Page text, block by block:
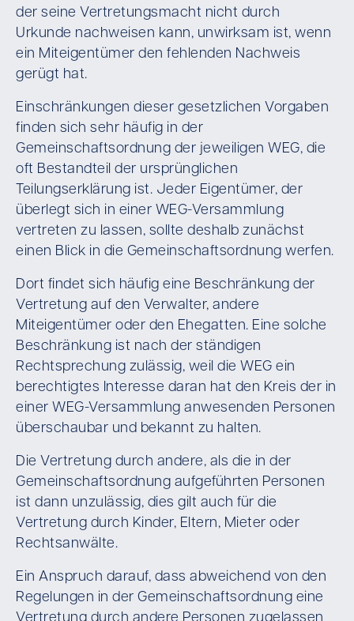
der seine Vertretungsmacht nicht durch
Urkunde nachweisen kann, unwirksam ist, wenn
ein Miteigentümer den fehlenden Nachweis
gerügt hat.
Einschränkungen dieser gesetzlichen Vorgaben
finden sich sehr häufig in der
Gemeinschaftsordnung der jeweiligen WEG, die
oft Bestandteil der ursprünglichen
Teilungserklärung ist. Jeder Eigentümer, der
überlegt sich in einer WEG-Versammlung
vertreten zu lassen, sollte deshalb zunächst
einen Blick in die Gemeinschaftsordnung werfen.
Dort findet sich häufig eine Beschränkung der
Vertretung auf den Verwalter, andere
Miteigentümer oder den Ehegatten. Eine solche
Beschränkung ist nach der ständigen
Rechtsprechung zulässig, weil die WEG ein
berechtigtes Interesse daran hat den Kreis der in
einer WEG-Versammlung anwesenden Personen
überschaubar und bekannt zu halten.
Die Vertretung durch andere, als die in der
Gemeinschaftsordnung aufgeführten Personen
ist dann unzulässig, dies gilt auch für die
Vertretung durch Kinder, Eltern, Mieter oder
Rechtsanwälte.
Ein Anspruch darauf, dass abweichend von den
Regelungen in der Gemeinschaftsordnung eine